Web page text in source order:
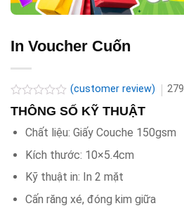
In Voucher Cuốn
Rated
0.0
out
5
(customer review) 279
THÔNG SỐ KỸ THUẬT
Chất liệu: Giấy Couche 150gsm
Kích thước: 10×5.4cm
Kỹ thuật in: In 2 mặt
Cấn răng xé, đóng kim giữa